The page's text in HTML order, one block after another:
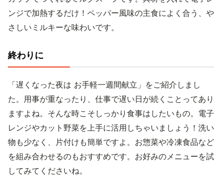
ンジで加熱するだけ！ペッパー風味の主食によく合う、や
さしいミルキーな味わいです。
終わりに
「遅くなった夜は お手軽一週間献立」をご紹介しまし
た。用事が重なったり、仕事で遅い日が続くことってあり
ますよね。そんな時こそしっかり食事はしたいもの。電子
レンジやカット野菜を上手に活用しちゃいましょう！洗い
物も少なく、片付けも簡単ですよ。お惣菜や冷凍食品など
を組み合わせるのもおすすめです。お好みのメニューを試
してみてくださいね。